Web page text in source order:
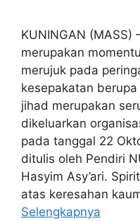
KUNINGAN (MASS)
merupakan
merujuk pada
kesepakatan
jihad merupakan
dikeluarkan
pada tanggal 22
ditulis oleh Pendiri
Hasyim Asy’ari.
atas keresahan
Selengkapnya